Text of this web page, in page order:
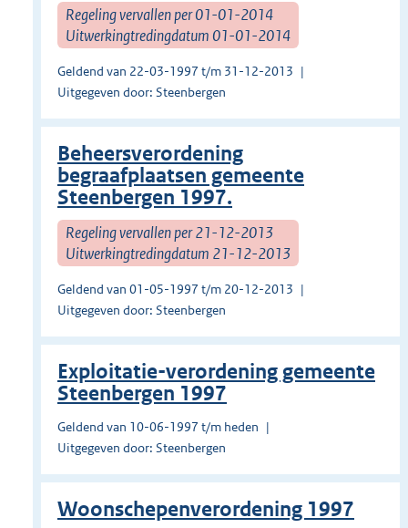
Regeling vervallen per 01-01-2014
Uitwerkingtredingdatum 01-01-2014
Geldend van 22-03-1997 t/m 31-12-2013
Uitgegeven door: Steenbergen
Beheersverordening
begraafplaatsen gemeente
Steenbergen 1997.
Regeling vervallen per 21-12-2013
Uitwerkingtredingdatum 21-12-2013
Geldend van 01-05-1997 t/m 20-12-2013
Uitgegeven door: Steenbergen
Exploitatie-verordening gemeente
Steenbergen 1997
Geldend van 10-06-1997 t/m heden
Uitgegeven door: Steenbergen
Woonschepenverordening 1997